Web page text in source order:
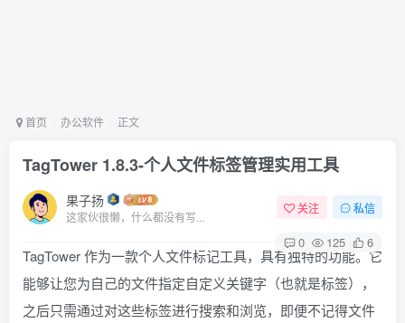
首页 办公软件 正文
TagTower 1.8.3-个人文件标签管理实用工具
果子扬
这家伙很懒，什么都没有写...
关注 私信
0 125 6
TagTower 作为一款个人文件标记工具，具有独特的功能。它
能够让您为自己的文件指定自定义关键字（也就是标签），
之后只需通过对这些标签进行搜索和浏览，即便不记得文件